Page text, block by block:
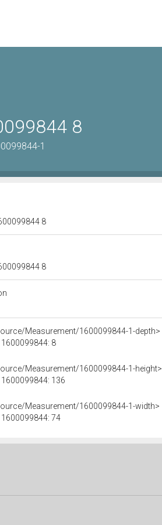
8
1
8
8
Measurement/1600099844-1-depth>
8
Measurement/1600099844-1-height>
136
Measurement/1600099844-1-width>
74